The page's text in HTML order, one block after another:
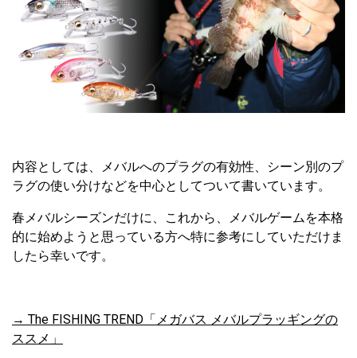
内容としては、メバルへのプラグの有効性、シーン別のプ
ラグの使い分けなどを中心としてついて書いています。
春メバルシーズンだけに、これから、メバルゲームを本格
的に始めようと思っている方へ特に参考にしていただけま
したら幸いです。
→ The FISHING TREND「メガバス メバルプラッギングの
ススメ」